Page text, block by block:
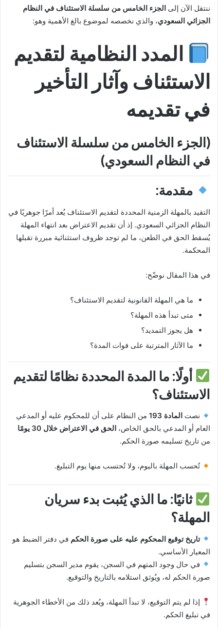
ننتقل الآن إلى الجزء الخامس من سلسلة الاستئناف في النظام
الجزائي السعودي، والذي نخصصه لموضوع بالغ الأهمية وهو:
المدد النظامية لتقديم
الاستئناف وآثار التأخير
في تقديمه
(الجزء الخامس من سلسلة الاستئناف
في النظام السعودي)
مقدمة:
التقيد بالمهلة الزمنية المحددة لتقديم الاستئناف يُعد أمرًا جوهريًا في
النظام الجزائي السعودي. إذ أن تقديم الاعتراض بعد انتهاء المهلة
يُسقط الحق في الطعن، ما لم توجد ظروف استثنائية مبررة تقبلها
المحكمة.
في هذا المقال نوضّح:
ما هي المهلة القانونية لتقديم الاستئناف؟
متى تبدأ هذه المهلة؟
هل يجوز التمديد؟
ما الآثار المترتبة على فوات المدة؟
أولًا: ما المدة المحددة نظامًا لتقديم
الاستئناف؟
نصتالمادة 193
من النظام على أن للمحكوم عليه أو المدعي
العام أو المدعي بالحق الخاص، الحق في الاعتراض خلال 30 يومًا
من تاريخ تسليمه صورة الحكم.
تُحسب المهلة باليوم، ولا تُحتسب منها يوم التبليغ.
ثانيًا: ما الذي يُثبت بدء سريان
المهلة؟
تاريخ توقيع المحكوم عليه على صورة الحكم في دفتر الضبط هو
المعيار الأساسي.
في حال وجود المتهم في السجن، يقوم مدير السجن بتسليم
صورة الحكم له، ويُوثق استلامه بالتاريخ والتوقيع.
إذا لم يتم التوقيع، لا تبدأ المهلة، ويُعد ذلك من الأخطاء الجوهرية
في تبليغ الحكم.